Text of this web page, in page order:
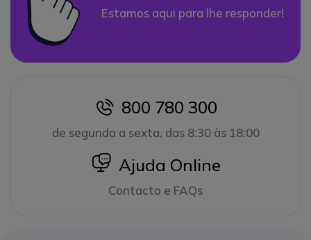
Estamos aqui para lhe responder!
icon
800 780 300
de segunda a sexta, das 8:30 às 18:00
icon
Ajuda Online
Contacto e FAQs